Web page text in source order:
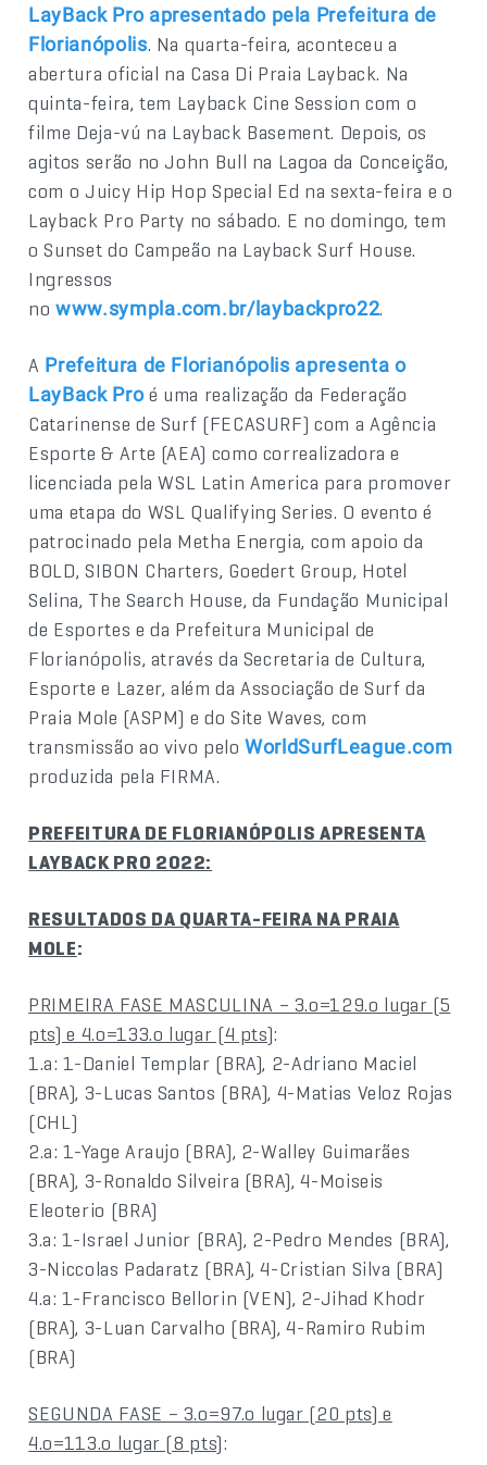
LayBack Pro apresentado pela Prefeitura de
Florianópolis. Na quarta-feira, aconteceu a
abertura oficial na Casa Di Praia Layback. Na
quinta-feira, tem Layback Cine Session com o
filme Deja-vú na Layback Basement. Depois, os
agitos serão no John Bull na Lagoa da Conceição,
com o Juicy Hip Hop Special Ed na sexta-feira e o
Layback Pro Party no sábado. E no domingo, tem
o Sunset do Campeão na Layback Surf House.
Ingressos
nowww.sympla.com.br/laybackpro22.
A Prefeitura de Florianópolis apresenta o
LayBack Proé uma realização da Federação
Catarinense de Surf (FECASURF) com a Agência
Esporte & Arte (AEA) como correalizadora e
licenciada pela WSL Latin America para promover
uma etapa do WSL Qualifying Series. O evento é
patrocinado pela Metha Energia, com apoio da
BOLD, SIBON Charters, Goedert Group, Hotel
Selina, The Search House, da Fundação Municipal
de Esportes e da Prefeitura Municipal de
Florianópolis, através da Secretaria de Cultura,
Esporte e Lazer, além da Associação de Surf da
Praia Mole (ASPM) e do Site Waves, com
transmissão ao vivo peloWorldSurfLeague.com
produzida pela FIRMA.
PREFEITURA DE FLORIANÓPOLIS APRESENTA
LAYBACK PRO 2022:
RESULTADOS DA QUARTA-FEIRA NA PRAIA
MOLE:
PRIMEIRA FASE MASCULINA – 3.o=129.o lugar (5
pts) e 4.o=133.o lugar (4 pts):
1.a: 1-Daniel Templar (BRA), 2-Adriano Maciel
(BRA), 3-Lucas Santos (BRA), 4-Matias Veloz Rojas
(CHL)
2.a: 1-Yage Araujo (BRA), 2-Walley Guimarães
(BRA), 3-Ronaldo Silveira (BRA), 4-Moiseis
Eleoterio (BRA)
3.a: 1-Israel Junior (BRA), 2-Pedro Mendes (BRA),
3-Niccolas Padaratz (BRA), 4-Cristian Silva (BRA)
4.a: 1-Francisco Bellorin (VEN), 2-Jihad Khodr
(BRA), 3-Luan Carvalho (BRA), 4-Ramiro Rubim
(BRA)
SEGUNDA FASE – 3.o=97.o lugar (20 pts) e
4.o=113.o lugar (8 pts):